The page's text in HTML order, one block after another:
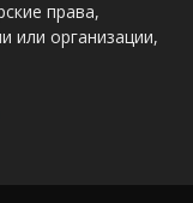
права,
или организации,